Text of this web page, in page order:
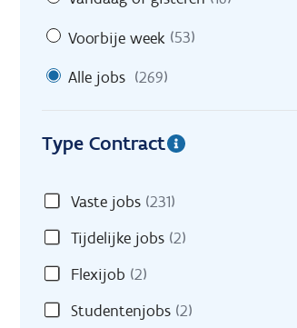
Voorbije week (53)
Alle jobs (269)
Type Contract
Vaste jobs (231)
Tijdelijke jobs (2)
Flexijob (2)
Studentenjobs (2)